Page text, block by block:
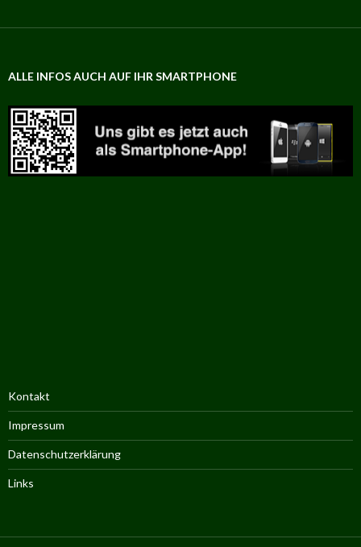
ALLE INFOS AUCH AUF IHR SMARTPHONE
Kontakt
Impressum
Datenschutzerklärung
Links